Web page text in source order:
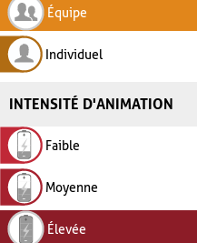
Équipe
Individuel
INTENSITÉ D'ANIMATION
Faible
Moyenne
Élevée